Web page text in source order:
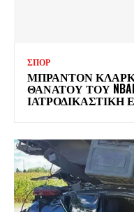
ΣΠΟΡ
ΜΠΡΑΝΤΟΝ
ΘΑΝΑΤΟΥ ΤΟΥ
ΙΑΤΡΟΔΙΚΑΣΤΙΚΗ